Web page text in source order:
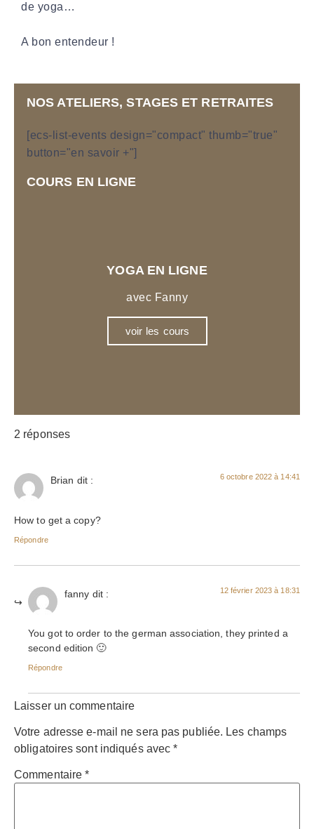
de yoga…
A bon entendeur !
NOS ATELIERS, STAGES ET RETRAITES
[ecs-list-events design="compact" thumb="true"
button="en savoir +"]
COURS EN LIGNE
YOGA EN LIGNE
avec Fanny
voir les cours
2 réponses
Brian dit : 6 octobre 2022 à 14:41
How to get a copy?
Répondre
fanny dit : 12 février 2023 à 18:31
You got to order to the german association, they printed a
second edition 🙂
Répondre
Laisser un commentaire
Votre adresse e-mail ne sera pas publiée. Les champs
obligatoires sont indiqués avec*
Commentaire*